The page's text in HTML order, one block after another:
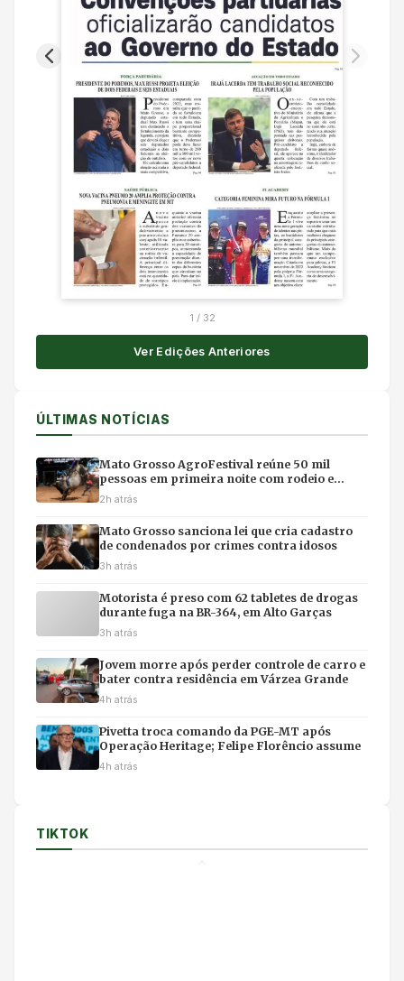
1 / 32
Ver Edições Anteriores
ÚLTIMAS NOTÍCIAS
Mato Grosso AgroFestival reúne 50 mil
pessoas em primeira noite com rodeio e
shows em Cuiabá
2h atrás
Mato Grosso sanciona lei que cria cadastro
de condenados por crimes contra idosos
3h atrás
Motorista é preso com 62 tabletes de drogas
durante fuga na BR-364, em Alto Garças
3h atrás
Jovem morre após perder controle de carro e
bater contra residência em Várzea Grande
4h atrás
Pivetta troca comando da PGE-MT após
Operação Heritage; Felipe Florêncio assume
4h atrás
TIKTOK